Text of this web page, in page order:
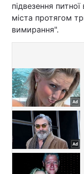
підвезення
міста протягом
вимирання".